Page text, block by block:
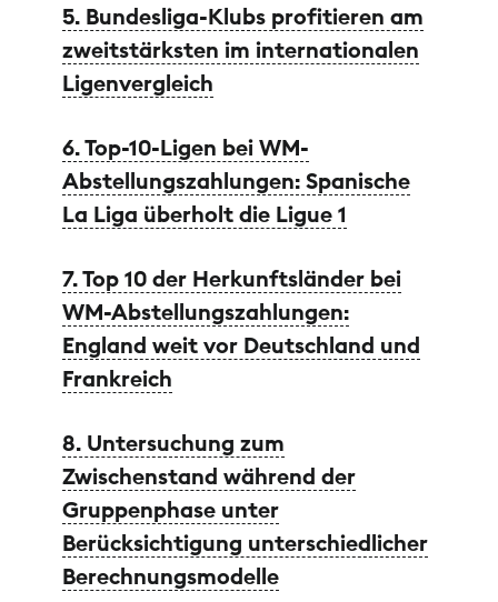
5. Bundesliga-Klubs profitieren am
zweitstärksten im internationalen
Ligenvergleich
6. Top-10-Ligen bei WM-
Abstellungszahlungen: Spanische
La Liga überholt die Ligue 1
7. Top 10 der Herkunftsländer bei
WM-Abstellungszahlungen:
England weit vor Deutschland und
Frankreich
8. Untersuchung zum
Zwischenstand während der
Gruppenphase unter
Berücksichtigung unterschiedlicher
Berechnungsmodelle